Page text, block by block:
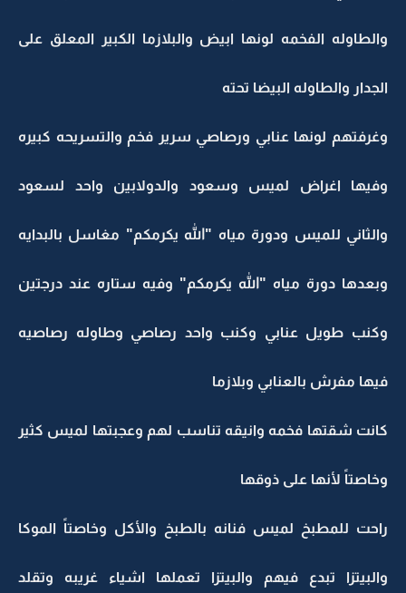
والطاوله الفخمه لونها ابيض والبلازما الكبير المعلق على
الجدار والطاوله البيضا تحته
وغرفتهم لونها عنابي ورصاصي سرير فخم والتسريحه كبيره
وفيها اغراض لميس وسعود والدولابين واحد لسعود
والثاني للميس ودورة مياه "الله يكرمكم" مغاسل بالبدايه
وبعدها دورة مياه "الله يكرمكم" وفيه ستاره عند درجتين
وكنب طويل عنابي وكنب واحد رصاصي وطاوله رصاصيه
فيها مفرش بالعنابي وبلازما
كانت شقتها فخمه وانيقه تناسب لهم وعجبتها لميس كثير
وخاصتاً لأنها على ذوقها
راحت للمطبخ لميس فنانه بالطبخ والأكل وخاصتاً الموكا
والبيتزا تبدع فيهم والبيتزا تعملها اشياء غريبه وتقلد